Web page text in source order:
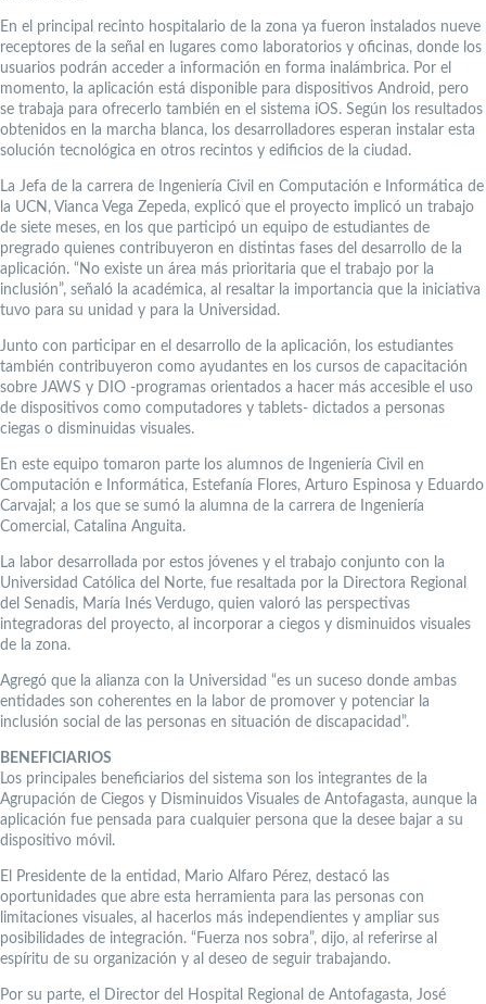
En el principal recinto hospitalario de la zona ya fueron instalados nueve
receptores de la señal en lugares como laboratorios y oficinas, donde los
usuarios podrán acceder a información en forma inalámbrica. Por el
momento, la aplicación está disponible para dispositivos Android, pero
se trabaja para ofrecerlo también en el sistema iOS. Según los resultados
obtenidos en la marcha blanca, los desarrolladores esperan instalar esta
solución tecnológica en otros recintos y edificios de la ciudad.
La Jefa de la carrera de Ingeniería Civil en Computación e Informática de
la UCN, Vianca Vega Zepeda, explicó que el proyecto implicó un trabajo
de siete meses, en los que participó un equipo de estudiantes de
pregrado quienes contribuyeron en distintas fases del desarrollo de la
aplicación. “No existe un área más prioritaria que el trabajo por la
inclusión”, señaló la académica, al resaltar la importancia que la iniciativa
tuvo para su unidad y para la Universidad.
Junto con participar en el desarrollo de la aplicación, los estudiantes
también contribuyeron como ayudantes en los cursos de capacitación
sobre JAWS y DIO -programas orientados a hacer más accesible el uso
de dispositivos como computadores y tablets- dictados a personas
ciegas o disminuidas visuales.
En este equipo tomaron parte los alumnos de Ingeniería Civil en
Computación e Informática, Estefanía Flores, Arturo Espinosa y Eduardo
Carvajal; a los que se sumó la alumna de la carrera de Ingeniería
Comercial, Catalina Anguita.
La labor desarrollada por estos jóvenes y el trabajo conjunto con la
Universidad Católica del Norte, fue resaltada por la Directora Regional
del Senadis, María Inés Verdugo, quien valoró las perspectivas
integradoras del proyecto, al incorporar a ciegos y disminuidos visuales
de la zona.
Agregó que la alianza con la Universidad “es un suceso donde ambas
entidades son coherentes en la labor de promover y potenciar la
inclusión social de las personas en situación de discapacidad”.
BENEFICIARIOS
Los principales beneficiarios del sistema son los integrantes de la
Agrupación de Ciegos y Disminuidos Visuales de Antofagasta, aunque la
aplicación fue pensada para cualquier persona que la desee bajar a su
dispositivo móvil.
El Presidente de la entidad, Mario Alfaro Pérez, destacó las
oportunidades que abre esta herramienta para las personas con
limitaciones visuales, al hacerlos más independientes y ampliar sus
posibilidades de integración. “Fuerza nos sobra”, dijo, al referirse al
espíritu de su organización y al deseo de seguir trabajando.
Por su parte, el Director del Hospital Regional de Antofagasta, José